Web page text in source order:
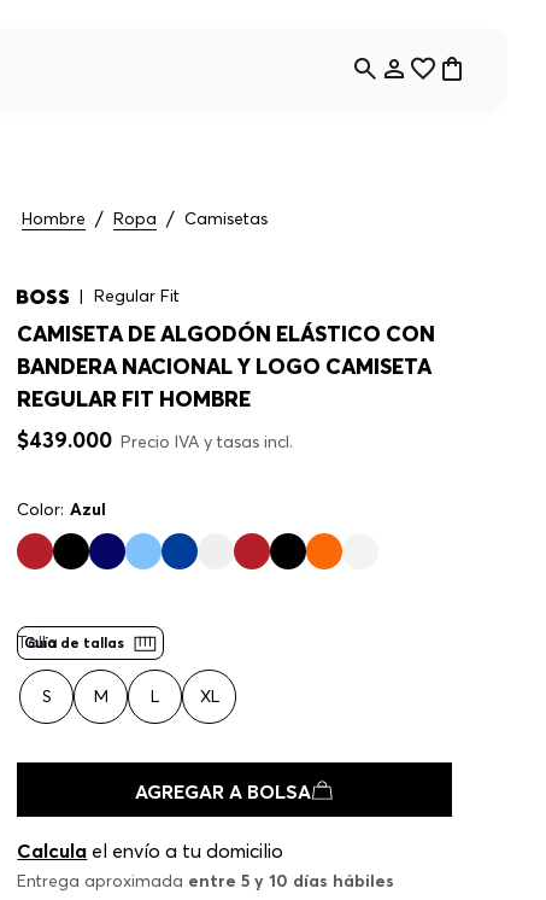
Hombre Ropa Camisetas
Regular Fit
CAMISETA DE ALGODÓN ELÁSTICO CON
BANDERA NACIONAL Y LOGO CAMISETA
REGULAR FIT HOMBRE
$439.000 Precio IVA y tasas incl.
Color: Azul
Guía de tallas
Talla
S M L XL
AGREGAR A BOLSA
Calcula el envío a tu domicilio
Entrega aproximada entre 5 y 10 días hábiles